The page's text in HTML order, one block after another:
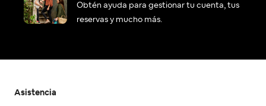
Obtén ayuda para gestionar tu cuenta, tus
reservas y mucho más.
Asistencia